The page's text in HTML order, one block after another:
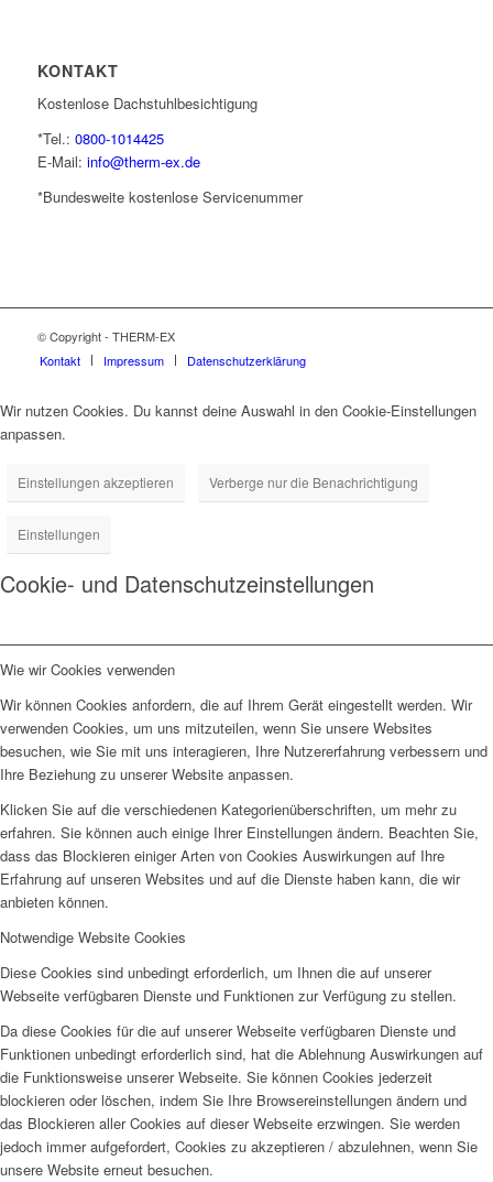
KONTAKT
Kostenlose Dachstuhlbesichtigung
*Tel.: 0800-1014425
E-Mail: info@therm-ex.de
*Bundesweite kostenlose Servicenummer
© Copyright - THERM-EX
Kontakt
Impressum Datenschutzerklärung
Wir nutzen Cookies. Du kannst deine Auswahl in den Cookie-Einstellungen
anpassen.
Einstellungen akzeptieren Verberge nur die Benachrichtigung
Einstellungen
Cookie- und Datenschutzeinstellungen
Wie wir Cookies verwenden
Wir können Cookies anfordern, die auf Ihrem Gerät eingestellt werden. Wir
verwenden Cookies, um uns mitzuteilen, wenn Sie unsere Websites
besuchen, wie Sie mit uns interagieren, Ihre Nutzererfahrung verbessern und
Ihre Beziehung zu unserer Website anpassen.
Klicken Sie auf die verschiedenen Kategorienüberschriften, um mehr zu
erfahren. Sie können auch einige Ihrer Einstellungen ändern. Beachten Sie,
dass das Blockieren einiger Arten von Cookies Auswirkungen auf Ihre
Erfahrung auf unseren Websites und auf die Dienste haben kann, die wir
anbieten können.
Notwendige Website Cookies
Diese Cookies sind unbedingt erforderlich, um Ihnen die auf unserer
Webseite verfügbaren Dienste und Funktionen zur Verfügung zu stellen.
Da diese Cookies für die auf unserer Webseite verfügbaren Dienste und
Funktionen unbedingt erforderlich sind, hat die Ablehnung Auswirkungen auf
die Funktionsweise unserer Webseite. Sie können Cookies jederzeit
blockieren oder löschen, indem Sie Ihre Browsereinstellungen ändern und
das Blockieren aller Cookies auf dieser Webseite erzwingen. Sie werden
jedoch immer aufgefordert, Cookies zu akzeptieren / abzulehnen, wenn Sie
unsere Website erneut besuchen.